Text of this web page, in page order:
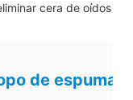
de espuma